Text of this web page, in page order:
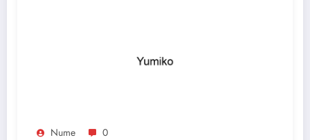
Nume 0